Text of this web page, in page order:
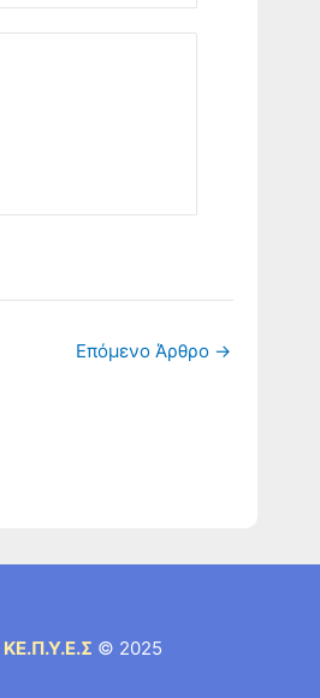
Επόμενο Άρθρο →
ΚΕ.Π.Υ.Ε.Σ © 2025